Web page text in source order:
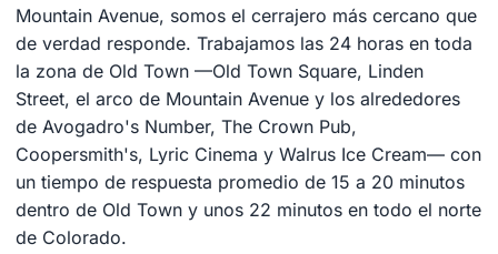
Mountain Avenue, somos el cerrajero más cercano que
de verdad responde. Trabajamos las 24 horas en toda
la zona de Old Town —Old Town Square, Linden
Street, el arco de Mountain Avenue y los alrededores
de Avogadro's Number, The Crown Pub,
Coopersmith's, Lyric Cinema y Walrus Ice Cream— con
un tiempo de respuesta promedio de 15 a 20 minutos
dentro de Old Town y unos 22 minutos en todo el norte
de Colorado.